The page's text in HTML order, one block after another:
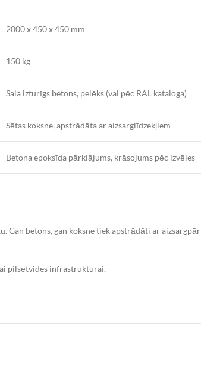
2000 x 450 x 450 mm
150 kg
Sala izturīgs betons, pelēks (vai pēc RAL kataloga)
Sētas koksne, apstrādāta ar aizsarglīdzekļiem
Betona epoksīda pārklājums, krāsojums pēc izvēles
betons, gan koksne tiek apstrādāti ar
pilsētvides infrastruktūrai.